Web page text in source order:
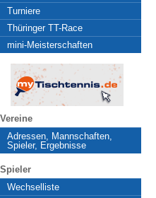
Turniere
Thüringer TT-Race
mini-Meisterschaften
Vereine
Adressen, Mannschaften,
Spieler, Ergebnisse
Spieler
Wechselliste